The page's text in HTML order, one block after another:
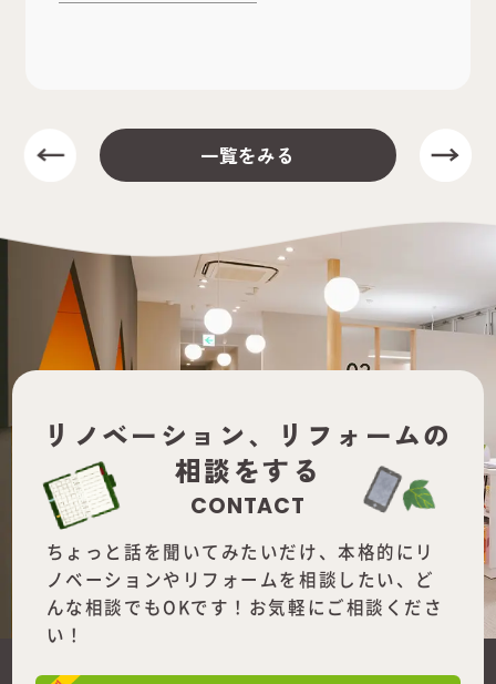
一覧をみる
リノベーション、
リフォームの
相談をする
CONTACT
ちょっと話を聞いてみたいだけ、本格的にリ
ノベーションやリフォームを相談したい、ど
んな相談でもOKです！お気軽にご相談くださ
い！